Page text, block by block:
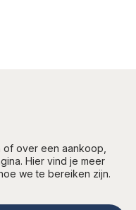
over een aankoop,
Hier vind je meer
we te bereiken zijn.